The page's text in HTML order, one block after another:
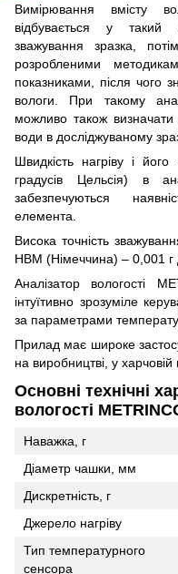
Вимірювання вмісту
відбувається у такий
зважування зразка,
розробленими
показниками, після чого
вологи. При такому
можливо також визначати
води в досліджуваному
Швидкість нагріву і
градусів Цельсія) в
забезпечуються
елемента.
Висока точність
HBM (Німеччина) – 0,001 г
Аналізатор вологості
інтуїтивно зрозуміле
за параметрами
Прилад має широке
на виробництві, у харчовій
Основні технічні
вологості
Наважка, г
Діаметр чашки, мм
Дискретність, г
Джерело нагріву
Тип температурного
сенсора